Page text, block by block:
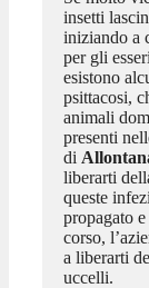
insetti
iniziando a
per gli
esistono
psittacosi,
animali
presenti
di
liberarti
queste
propagato
corso,
a liberarti
uccelli.